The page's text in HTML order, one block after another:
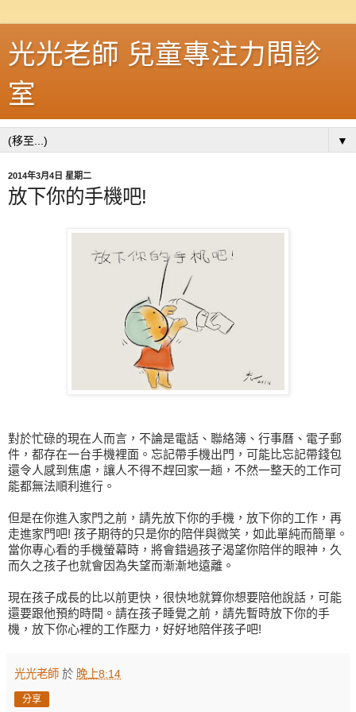
光光老師 兒童專注力問診
室
▼
2014年3月4日 星期二
放下你的手機吧!
對於忙碌的現在人而言，不論是電話、聯絡簿、行事曆、電子郵
件，都存在一台手機裡面。忘記帶手機出門，可能比忘記帶錢包
還令人感到焦慮，讓人不得不趕回家一趟，不然一整天的工作可
能都無法順利進行。
但是在你進入家門之前，請先放下你的手機，放下你的工作，再
走進家門吧! 孩子期待的只是你的陪伴與微笑，如此單純而簡單。
當你專心看的手機螢幕時，將會錯過孩子渴望你陪伴的眼神，久
而久之孩子也就會因為失望而漸漸地遠離。
現在孩子成長的比以前更快，很快地就算你想要陪他說話，可能
還要跟他預約時間。請在孩子睡覺之前，請先暫時放下你的手
機，放下你心裡的工作壓力，好好地陪伴孩子吧!
光光老師 於 晚上8:14
分享